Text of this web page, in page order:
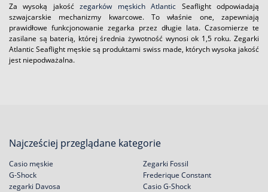
Za wysoką jakośćzegarków męskich Atlantic Seaflight odpowiadają
szwajcarskie mechanizmy kwarcowe. To właśnie one, zapewniają
prawidłowe funkcjonowanie zegarka przez długie lata. Czasomierze te
zasilane są baterią, której średnia żywotność wynosi ok 1,5 roku. Zegarki
Atlantic Seaflight męskie są produktami swiss made, których wysoka jakość
jest niepodważalna.
Najcześciej przeglądane kategorie
Casio męskie
G-Shock
zegarki Davosa
Zegarki Fossil
Frederique Constant
Casio G-Shock